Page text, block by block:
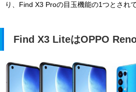
り、Find X3 Proの目玉機能の1つとされ
Find X3 LiteはOPPO